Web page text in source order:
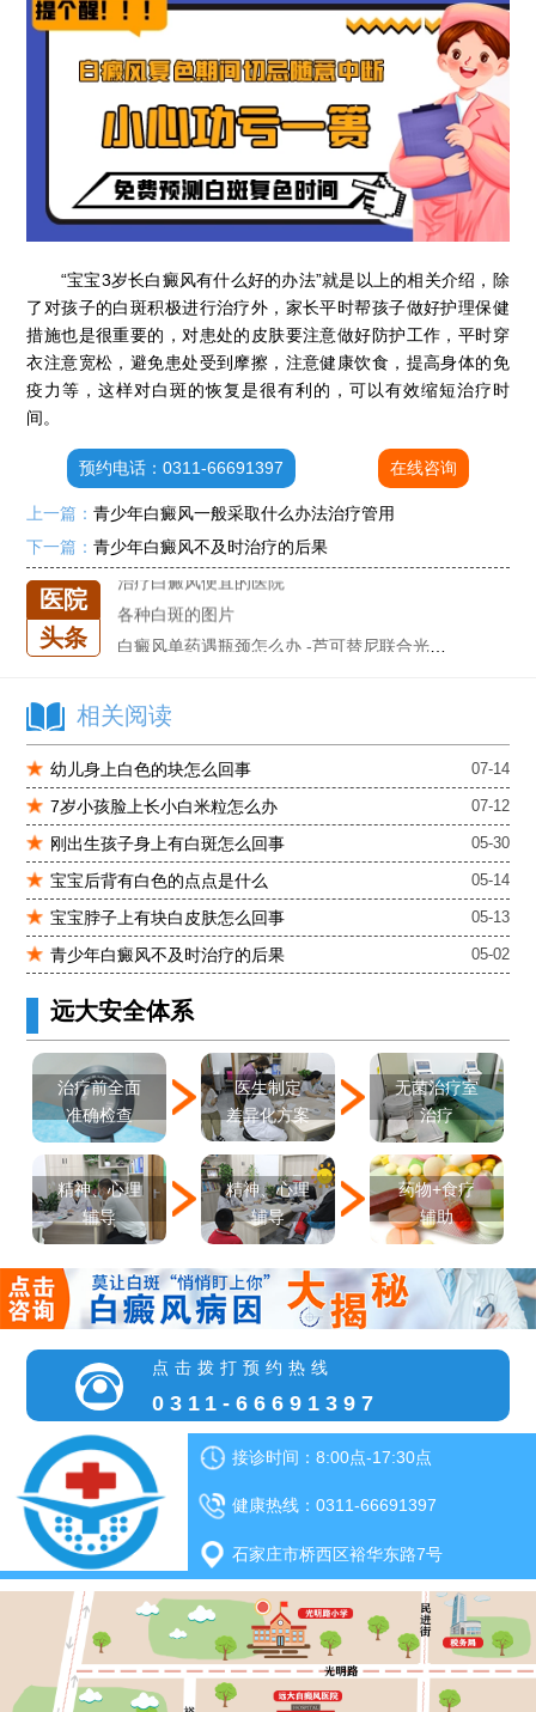
“宝宝3岁长白癜风有什么好的办法”就是以上的相关介绍，除
了对孩子的白斑积极进行治疗外，家长平时帮孩子做好护理保健
措施也是很重要的，对患处的皮肤要注意做好防护工作，平时穿
衣注意宽松，避免患处受到摩擦，注意健康饮食，提高身体的免
疫力等，这样对白斑的恢复是很有利的，可以有效缩短治疗时
间。
预约电话：0311-66691397 在线咨询
上一篇：青少年白癜风一般采取什么办法治疗管用
下一篇：青少年白癜风不及时治疗的后果
医院
头条
石家庄专治白斑医院
各种白斑的图片
白癜风单药遇瓶颈怎么办 -芦可替尼联合光疗，让难治部位"跟上来"
进口芦可替尼临床公益招募50名——石家庄远大第5届青少年白癜风复色夏令营启动
肚子上有几块白色斑块怎么治
小孩有白斑是怎么回事
石家庄治白癜风的正规医院
石家庄远大中医皮肤医院怎么样
石家庄专治白斑医院
治疗白癜风便宜的医院
各种白斑的图片
肚子上有几块白色斑块怎么治
相关阅读
幼儿身上白色的块怎么回事 07-14
7岁小孩脸上长小白米粒怎么办 07-12
刚出生孩子身上有白斑怎么回事 05-30
宝宝后背有白色的点点是什么 05-14
宝宝脖子上有块白皮肤怎么回事 05-13
青少年白癜风不及时治疗的后果 05-02
远大安全体系
治疗前全面
准确检查
医生制定
差异化方案
无菌治疗室
治疗
精神、心理
辅导
精神、心理
辅导
药物+食疗
辅助
点击拨打预约热线
0311-66691397
接诊时间：8:00点-17:30点
健康热线：0311-66691397
石家庄市桥西区裕华东路7号